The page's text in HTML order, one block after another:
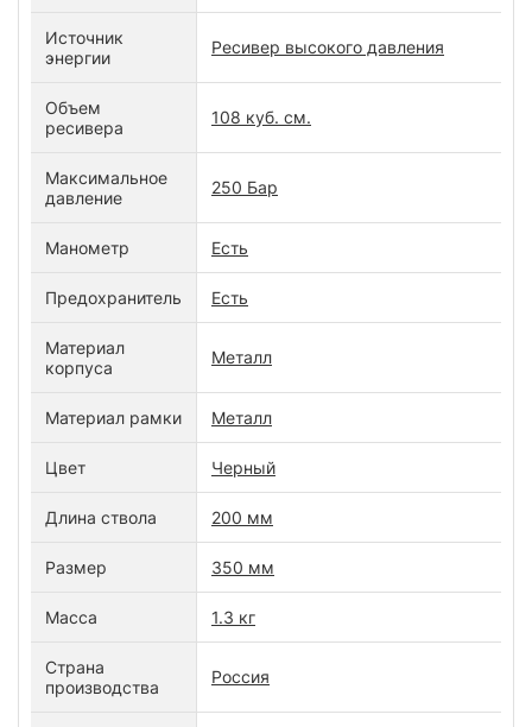
Источник
энергии
Ресивер высокого давления
Объем
ресивера
108 куб. см.
Максимальное
давление
250 Бар
Манометр Есть
Предохранитель Есть
Материал
корпуса
Металл
Материал рамки Металл
Цвет Черный
Длина ствола 200 мм
Размер 350 мм
Масса 1.3 кг
Страна
производства
Россия